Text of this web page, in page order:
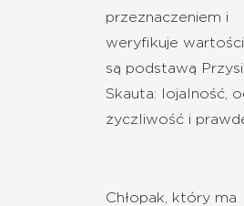
przeznaczeniem i
weryfikuje
są podstawą
Skauta: lojalność,
życzliwość i
Chłopak, który ma